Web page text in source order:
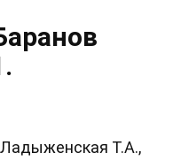
Т.А.,